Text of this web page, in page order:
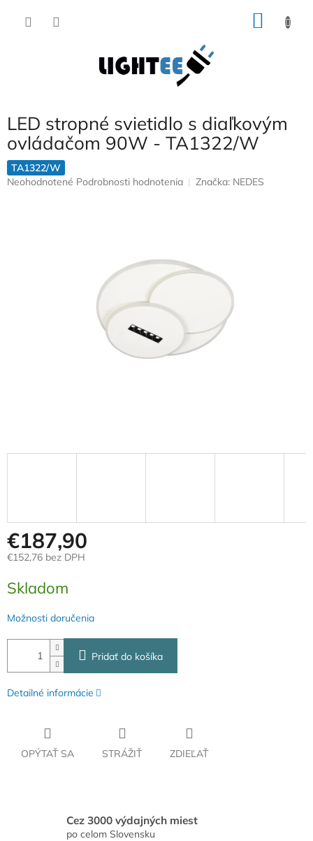
LED stropné svietidlo s diaľkovým
ovládačom 90W - TA1322/W
TA1322/W
Priemerné
Neohodnotené Podrobnosti hodnotenia Značka: NEDES
€187,90
€152,76 bez DPH
cena:
Skladom
Možnosti doručenia
Pridať do košíka
Detailné informácie
OPÝTAŤ SA STRÁŽIŤ ZDIEĽAŤ
Cez 3000 výdajných miest
po celom Slovensku